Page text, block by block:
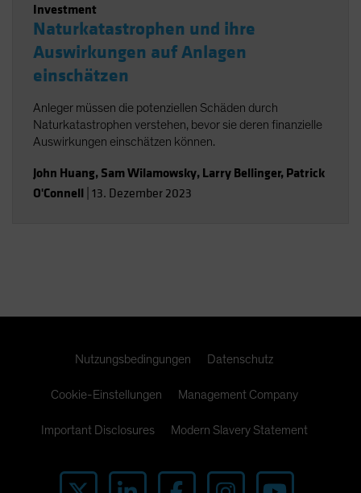
Investment
Naturkatastrophen und ihre
Auswirkungen auf Anlagen
einschätzen
Anleger müssen die potenziellen Schäden durch
Naturkatastrophen verstehen, bevor sie deren finanzielle
Auswirkungen einschätzen können.
John Huang, Sam Wilamowsky, Larry Bellinger, Patrick
O'Connell 13. Dezember 2023
Nutzungsbedingungen Datenschutz
Cookie-Einstellungen Management Company
Important Disclosures Modern Slavery Statement